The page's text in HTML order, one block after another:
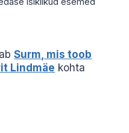
Surm, mis toob
Lindmäe kohta